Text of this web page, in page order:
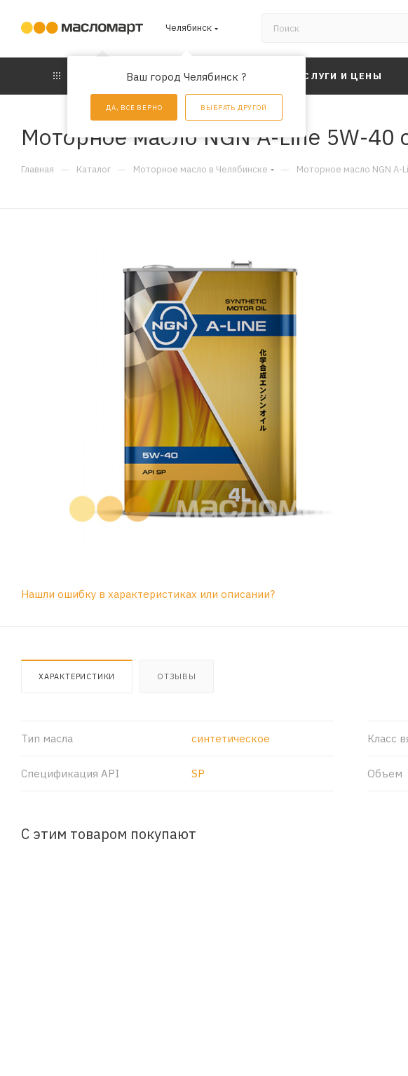
Челябинск
Ваш город Челябинск ?
ДА, ВСЕ ВЕРНО ВЫБРАТЬ ДРУГОЙ
АКЦИИ УСЛУГИ И ЦЕНЫ
Моторное масло NGN A-Line 5W-40
Главная — Каталог — Моторное масло в Челябинске — Моторное масло NGN A-
Нашли ошибку в характеристиках или описании?
ХАРАКТЕРИСТИКИ ОТЗЫВЫ
Тип масла синтетическое Класс
Спецификация API SP Объем
С этим товаром покупают